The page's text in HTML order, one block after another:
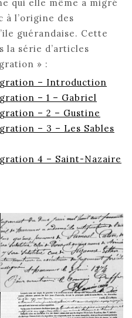
qui elle même a migré
à l’origine des
guérandaise. Cette
la série d’articles
» :
– Introduction
– 1 – Gabriel
– 2 – Gustine
– 3 – Les Sables
4 – Saint-Nazaire